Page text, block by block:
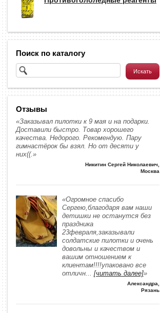
Поиск по каталогу
Отзывы
«Заказывал пилотки к 9 мая и на подарки.
Доставили быстро. Товар хорошего
качества. Недорого. Рекомендую. Пару
гимнастёрок бы взял. Но от десяти у
них((.»
Никитин Сергей Николаевич
Москва
«Огромное спасибо
Сергею,благодаря вам наши
детишки не останутся без
праздника
23февраля,заказывали
солдатские пилотки и очень
довольны и качеством и
вашим отношением к
клиентам!!!!упаковано все
отличн... [читать далее]»
Александра
Рязань